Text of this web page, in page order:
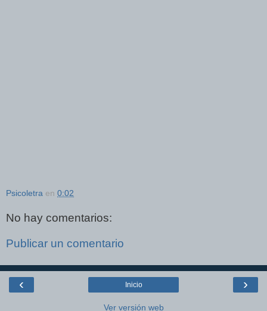
Psicoletra en 0:02
No hay comentarios:
Publicar un comentario
‹ ›
Inicio
Ver versión web